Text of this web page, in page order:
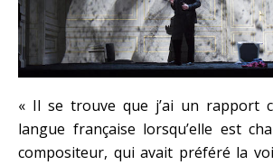
« Il se trouve que j’ai un rapport
langue française lorsqu’elle est
compositeur, qui avait préféré la